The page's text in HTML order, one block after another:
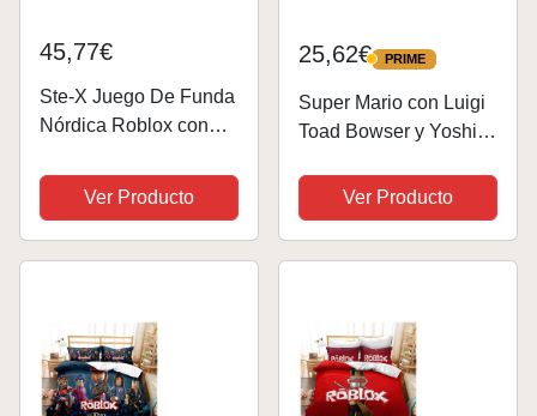
45,77€
Ste-X Juego De Funda
Nórdica Roblox con
A Juego 120 Hilos
Funda Protectora De
Edredón Garantizada
Ver Producto
25,62€ PRIME
PRIME
Super Mario con Luigi
Toad Bowser y Yoshi -
nórdica 140 x 200 cm +
funda de almohada 70
x 90 cm - Reversible -
Ver Producto